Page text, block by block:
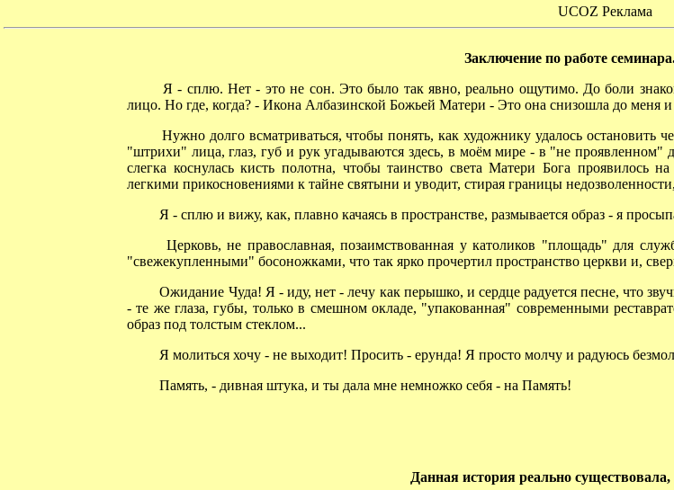
UCOZ Реклама
Заключение по работе
Я - сплю. Нет - это не сон. Это было так явно, реально ощутимо. До боли
лицо. Но где, когда? - Икона Албазинской Божьей Матери - Это она снизошла до меня
Нужно долго всматриваться, чтобы понять, как художнику удалось остановить
"штрихи" лица, глаз, губ и рук угадываются здесь, в моём мире - в "не
слегка коснулась кисть полотна, чтобы таинство света Матери Бога проявилось
легкими прикосновениями к тайне святыни и уводит, стирая границы
Я - сплю и вижу, как, плавно качаясь в пространстве, размывается образ - я
Церковь, не православная, позаимствованная у католиков "площадь" для
"свежекупленными" босоножками, что так ярко прочертил пространство церкви и,
Ожидание Чуда! Я - иду, нет - лечу как перышко, и сердце радуется песне, что
- те же глаза, губы, только в смешном окладе, "упакованная" современными
образ под толстым стеклом...
Я молиться хочу - не выходит! Просить - ерунда! Я просто молчу и радуюсь
Память, - дивная штука, и ты дала мне немножко себя - на Память!
Данная история реально